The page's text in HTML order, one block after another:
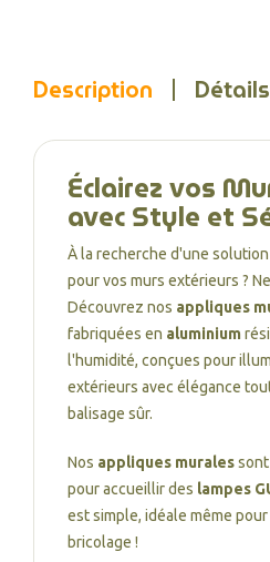
Description
Éclairez vos
avec Style et
À la recherche d'une
pour vos murs extérieurs ?
Découvrez nos appliques
fabriquées en aluminium
l'humidité, conçues pour
extérieurs avec élégance
balisage sûr.
Nos appliques murales
pour accueillir des lampes
est simple, idéale même
bricolage !